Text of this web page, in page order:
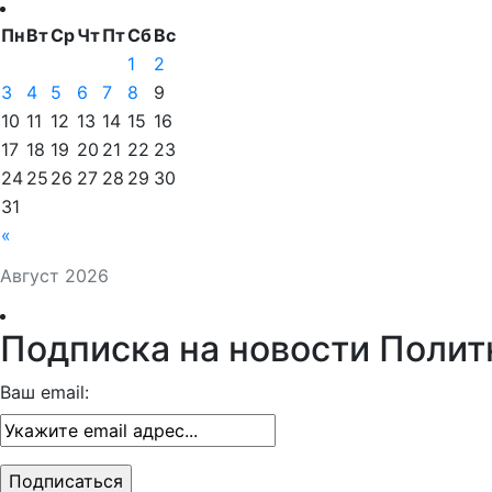
Август 2026
ПнВтСрЧтПтСбВс
«
1
2
3
4 5 6 7 8
9
10 11 12 13 14 15 16
17 18 19 20 21 22 23
24 25 26 27 28 29 30
31
Подписка на новости
Ваш email: